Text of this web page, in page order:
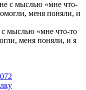
мыслью «мне что-то
меня поняли, и я